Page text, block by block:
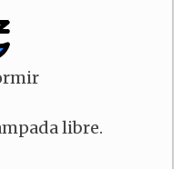
libre.